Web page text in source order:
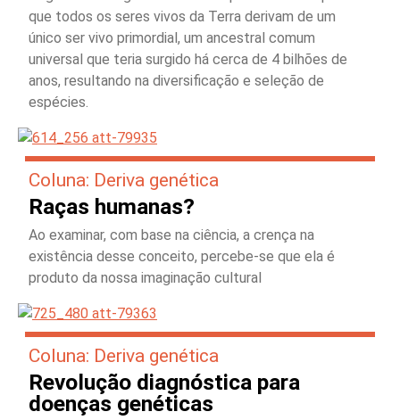
que todos os seres vivos da Terra derivam de um
único ser vivo primordial, um ancestral comum
universal que teria surgido há cerca de 4 bilhões de
anos, resultando na diversificação e seleção de
espécies.
Coluna: Deriva genética
Raças humanas?
Ao examinar, com base na ciência, a crença na
existência desse conceito, percebe-se que ela é
produto da nossa imaginação cultural
Coluna: Deriva genética
Revolução diagnóstica para
doenças genéticas